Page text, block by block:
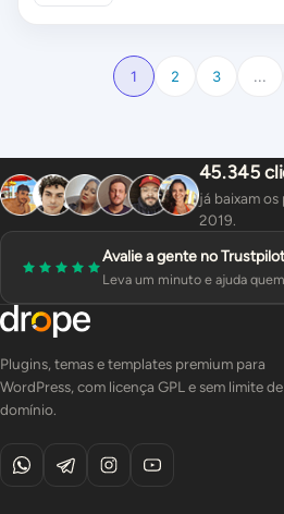
1 2 3 ...
45.345
já baixam
2019.
Avalie a gente no Trustpilot
Leva um minuto e ajuda
Plugins, temas e templates premium para
WordPress, com licença GPL e sem limite de
domínio.